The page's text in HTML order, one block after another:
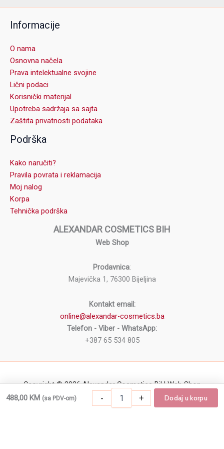
Informacije
O nama
Osnovna načela
Prava intelektualne svojine
Lični podaci
Korisnički materijal
Upotreba sadržaja sa sajta
Zaštita privatnosti podataka
Podrška
Kako naručiti?
Pravila povrata i reklamacija
Moj nalog
Korpa
Tehnička podrška
ALEXANDAR COSMETICS BIH
Web Shop
Prodavnica:
Majevička 1, 76300 Bijeljina
Kontakt email:
online@alexandar-cosmetics.ba
Telefon - Viber - WhatsApp:
+387 65 534 805
Copyright © 2026 Alexandar Cosmetics BiH Web Shop
488,00 KM (sa PDV-om) -
Električna turpija/brusilica za nokte
+ Dodaj u korpu
-
Električna
+ Dodaj u korpu